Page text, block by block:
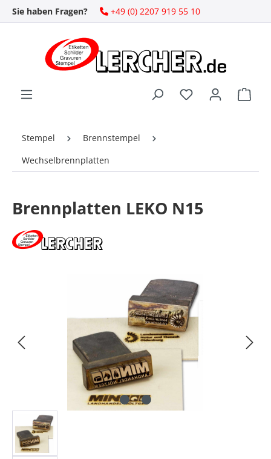
Zum Hauptinhalt springen
Sie haben Fragen? +49 (0) 2207 919 55 10
Stempel
Brennstempel
Wechselbrennplatten
Brennplatten LEKO N15